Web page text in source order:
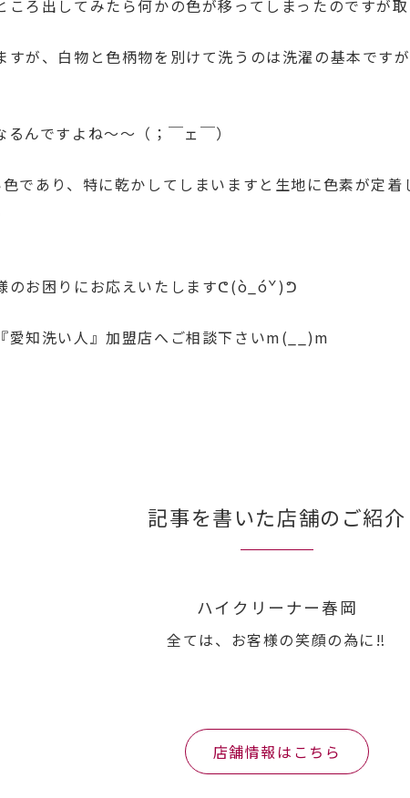
ろ出してみたら何かの色が移ってしまったのですが取
が、白物と色柄物を別けて洗うのは洗濯の基本です
んですよね〜〜（；￣ェ￣）
であり、特に乾かしてしまいますと生地に色素が定
のお困りにお応えいたしますᕦ(ò_óˇ)ᕤ
愛知洗い人』加盟店へご相談下さいm(__)m
記事を書いた店舗のご紹介
ハイクリーナー春岡
全ては、お客様の笑顔の為に‼︎
店舗情報はこちら